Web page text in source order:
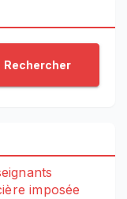
Rechercher
imposée